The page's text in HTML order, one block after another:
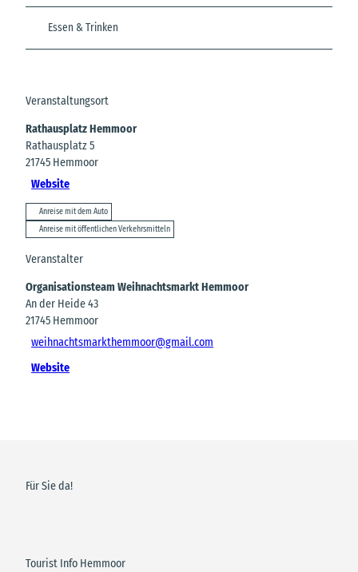
Essen & Trinken
Veranstaltungsort
Rathausplatz Hemmoor
Rathausplatz 5
21745 Hemmoor
Website
Anreise mit dem Auto
Anreise mit öffentlichen Verkehrsmitteln
Veranstalter
Organisationsteam Weihnachtsmarkt Hemmoor
An der Heide 43
21745 Hemmoor
weihnachtsmarkthemmoor@gmail.com
Website
Für Sie da!
Tourist Info Hemmoor